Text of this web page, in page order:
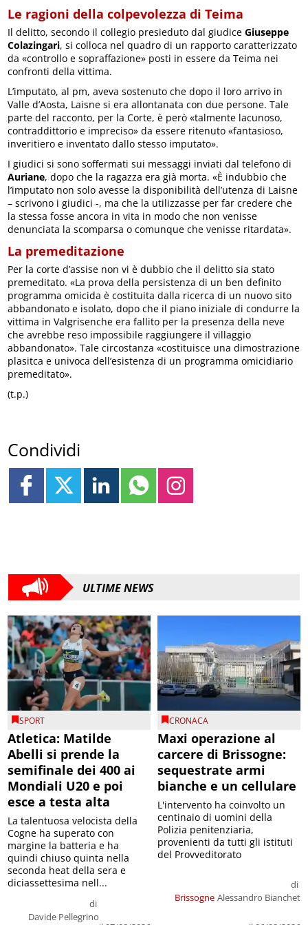
Le ragioni della colpevolezza di Teima
Il delitto, secondo il collegio presieduto dal giudiceGiuseppe
Colazingari, si colloca nel quadro di un rapporto caratterizzato
da «controllo e sopraffazione» posti in essere da Teima nei
confronti della vittima.
L’imputato, al pm, aveva sostenuto che dopo il loro arrivo in
Valle d’Aosta, Laisne si era allontanata con due persone. Tale
parte del racconto, per la Corte, è però «talmente lacunoso,
contraddittorio e impreciso» da essere ritenuto «fantasioso,
inveritiero e inventato dallo stesso imputato».
I giudici si sono soffermati sui messaggi inviati dal telefono di
Auriane, dopo che la ragazza era già morta. «È indubbio che
l’imputato non solo avesse la disponibilità dell’utenza di Laisne
– scrivono i giudici -, ma che la utilizzasse per far credere che
la stessa fosse ancora in vita in modo che non venisse
denunciata la scomparsa o comunque che venisse ritardata».
La premeditazione
Per la corte d’assise non vi è dubbio che il delitto sia stato
premeditato. «La prova della persistenza di un ben definito
programma omicida è costituita dalla ricerca di un nuovo sito
abbandonato e isolato, dopo che il piano iniziale di condurre la
vittima in Valgrisenche era fallito per la presenza della neve
che avrebbe reso impossibile raggiungere il villaggio
abbandonato». Tale circostanza «costituisce una dimostrazione
plasitca e univoca dell’esistenza di un programma omicidiario
premeditato».
(t.p.)
Condividi
ULTIME NEWS
SPORT
Atletica: Matilde
Abelli si prende la
semifinale dei 400 ai
Mondiali U20 e poi
esce a testa alta
di
Davide Pellegrino
La talentuosa velocista della
Cogne ha superato con
margine la batteria e ha
quindi chiuso quinta nella
seconda heat della sera e
diciassettesima nell...
CRONACA
Maxi operazione al
carcere di Brissogne:
sequestrate armi
bianche e un cellulare
Brissogne
di
Alessandro Bianchet
L'intervento ha coinvolto un
centinaio di uomini della
Polizia penitenziaria,
provenienti da tutti gli istituti
del Provveditorato